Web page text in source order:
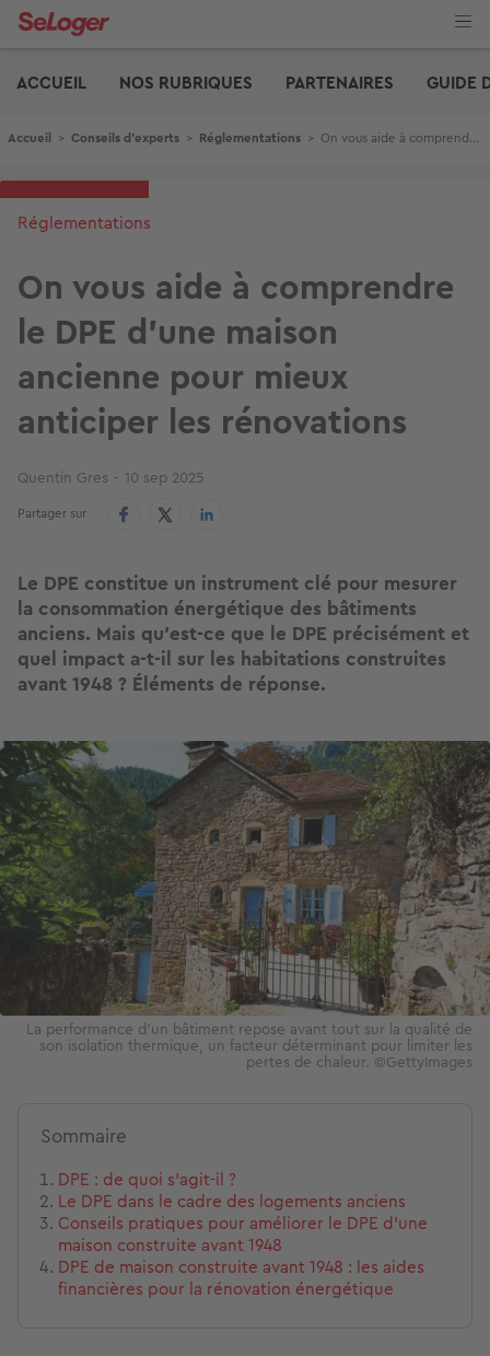
Aller
ACCUEIL
NOS RUBRIQUES PARTENAIRES GUIDE
Fil d'Ariane
Accueil > Conseils d'experts > Réglementations > On vous aide à comprendre le DPE d'une maison ancienne pour mieux anticiper les rénovations
Réglementations
On vous aide à comprendre
le DPE d'une maison
ancienne pour mieux
anticiper les rénovations
Quentin Gres 10 sep 2025
Partager sur
Le DPE constitue un instrument clé pour mesurer
la consommation énergétique des bâtiments
anciens. Mais qu'est-ce que le DPE précisément et
quel impact a-t-il sur les habitations construites
avant 1948 ? Éléments de réponse.
Image
La performance d’un bâtiment repose avant tout sur la qualité de
son isolation thermique, un facteur déterminant pour limiter les
pertes de chaleur. ©GettyImages
Sommaire
DPE : de quoi s’agit-il ?
Le DPE dans le cadre des logements anciens
Conseils pratiques pour améliorer le DPE d’une
maison construite avant 1948
DPE de maison construite avant 1948 : les aides
financières pour la rénovation énergétique